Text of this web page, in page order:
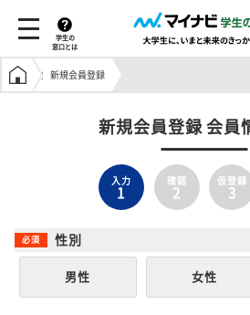
学生の
窓口とは
学生の窓口トップ
新規会員登録
新規会員登録 会員
入力
1
確認
2
仮登録
3
性別
男性 女性